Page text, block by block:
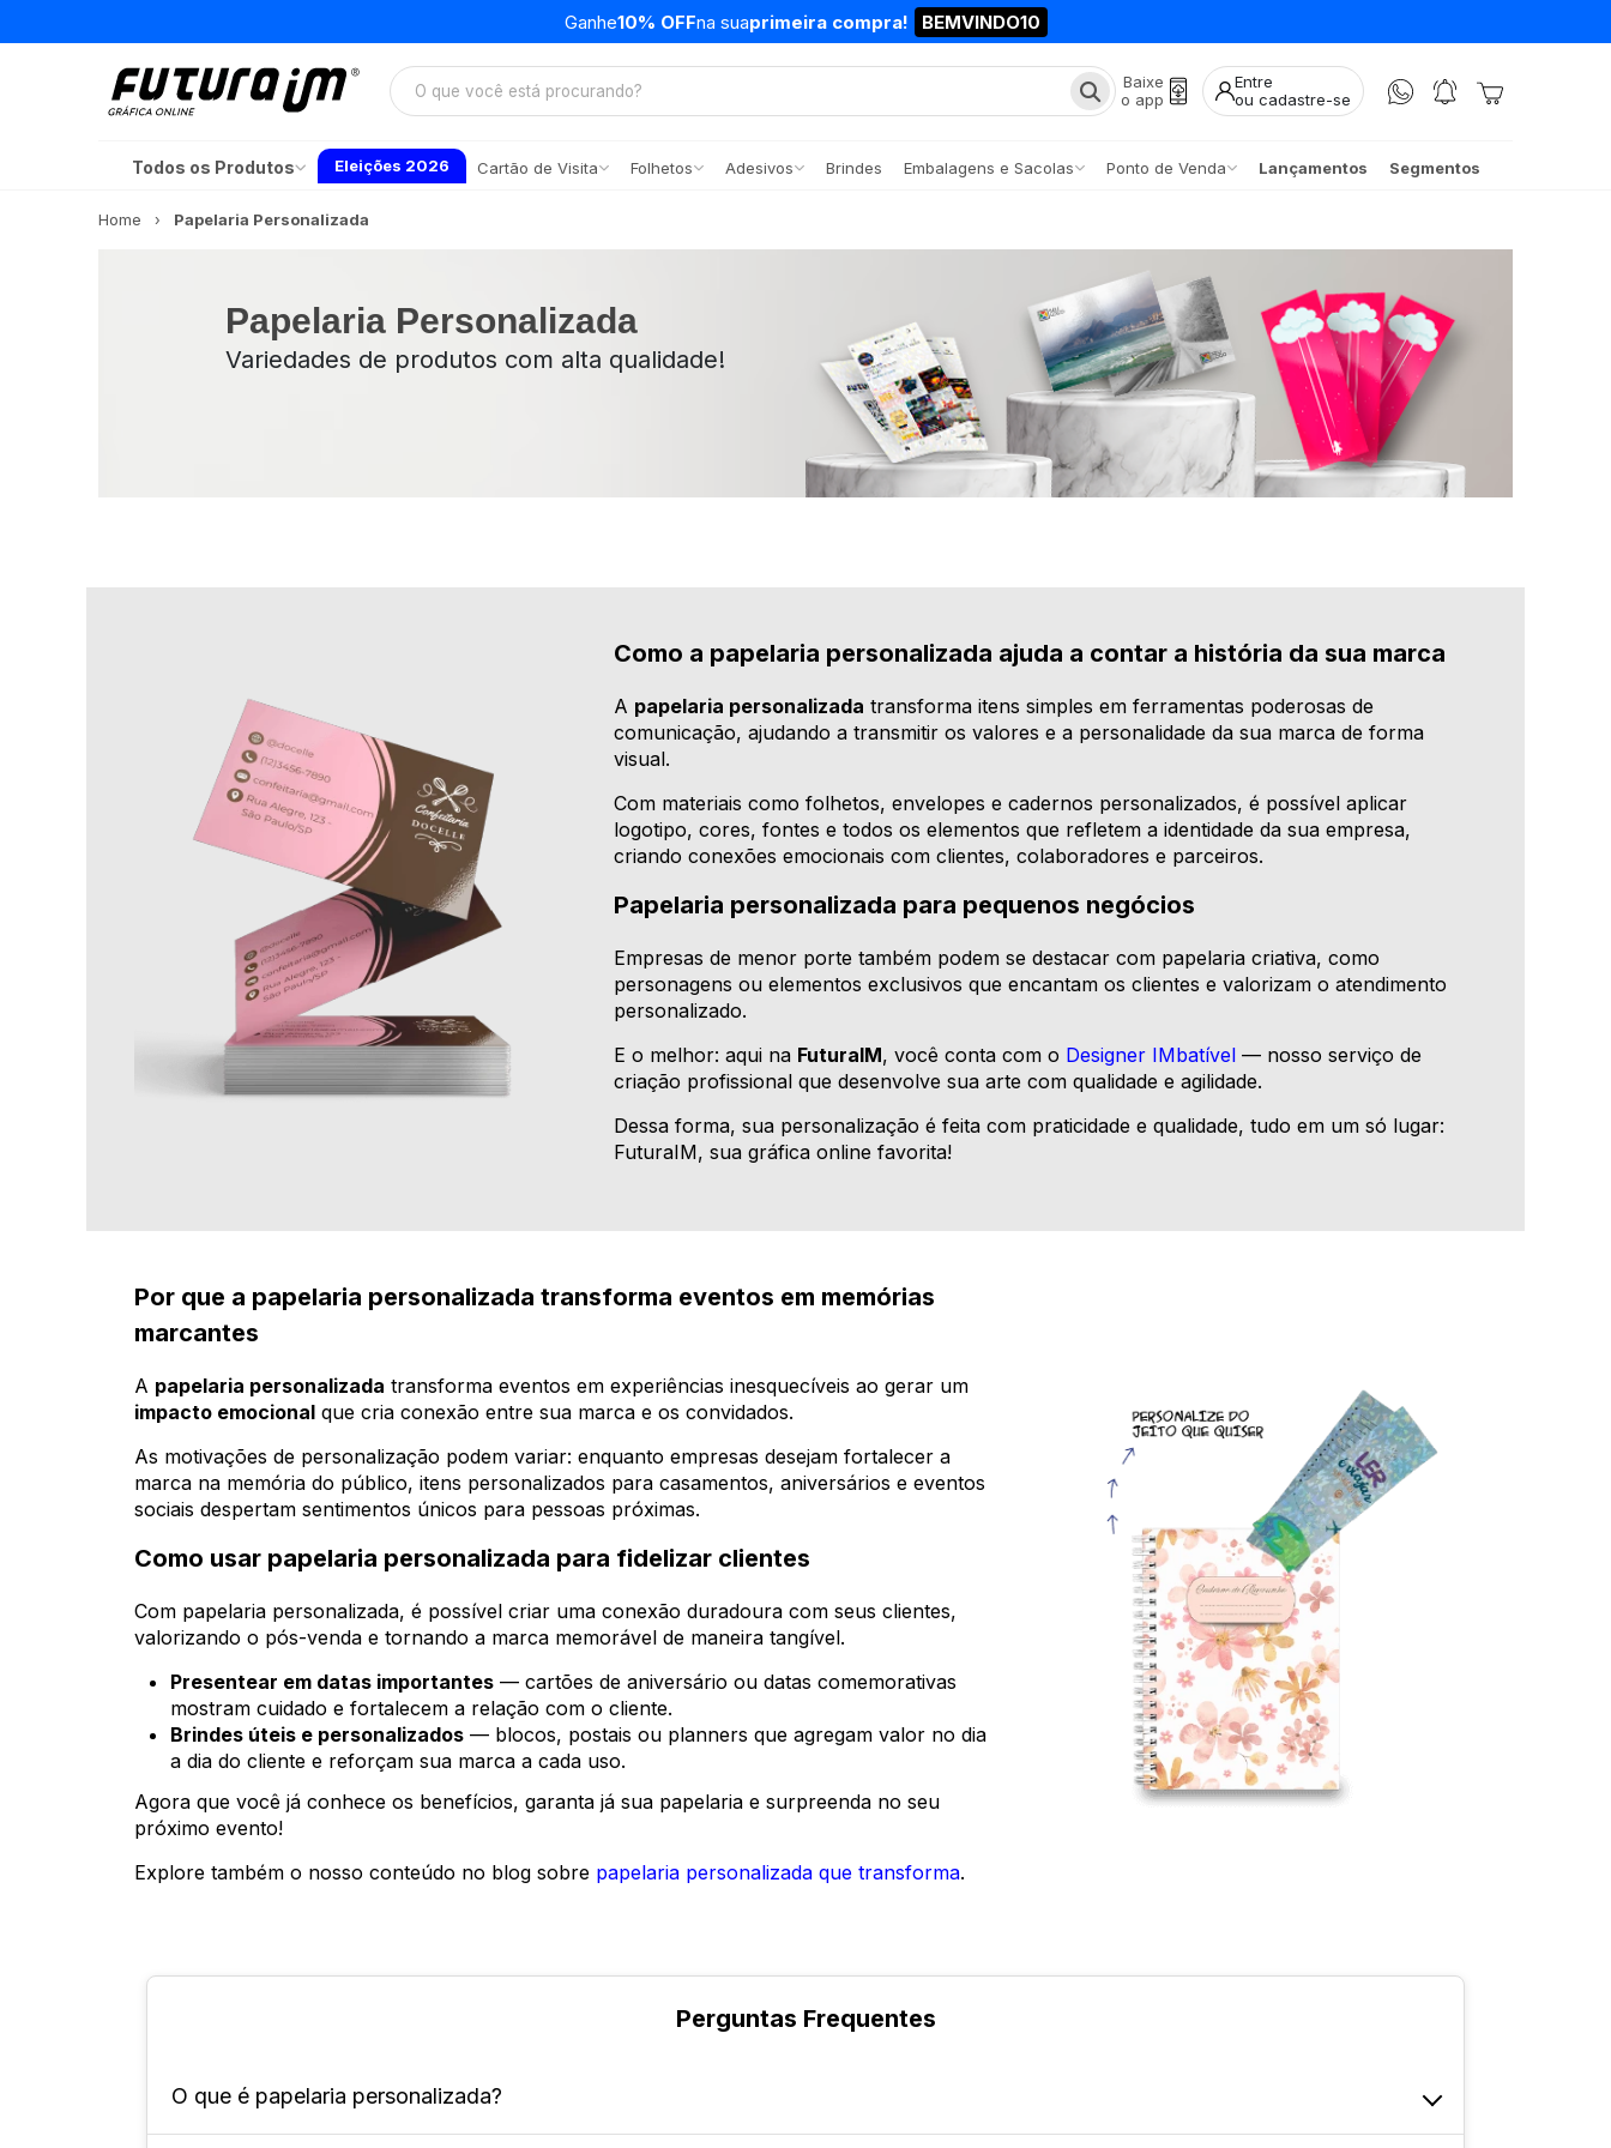
Ganhe10% OFFna suaprimeira compra! BEMVINDO10
Baixe
o app
Entre
ou cadastre-se
Todos os Produtos Eleições 2026 Cartão de Visita Folhetos Adesivos Brindes Embalagens e Sacolas Ponto de Venda Lançamentos Segmentos
Home Papelaria Personalizada
Papelaria Personalizada
Variedades de produtos com alta qualidade!
Como a papelaria personalizada ajuda a contar a história da sua marca
A papelaria personalizada transforma itens simples em ferramentas poderosas de
comunicação, ajudando a transmitir os valores e a personalidade da sua marca de forma
visual.
Com materiais como folhetos, envelopes e cadernos personalizados, é possível aplicar
logotipo, cores, fontes e todos os elementos que refletem a identidade da sua empresa,
criando conexões emocionais com clientes, colaboradores e parceiros.
Papelaria personalizada para pequenos negócios
Empresas de menor porte também podem se destacar com papelaria criativa, como
personagens ou elementos exclusivos que encantam os clientes e valorizam o atendimento
personalizado.
E o melhor: aqui na FuturaIM, você conta com o Designer IMbatível — nosso serviço de
criação profissional que desenvolve sua arte com qualidade e agilidade.
Dessa forma, sua personalização é feita com praticidade e qualidade, tudo em um só lugar:
FuturaIM, sua gráfica online favorita!
Por que a papelaria personalizada transforma eventos em memórias
marcantes
A papelaria personalizada transforma eventos em experiências inesquecíveis ao gerar um
impacto emocional que cria conexão entre sua marca e os convidados.
As motivações de personalização podem variar: enquanto empresas desejam fortalecer a
marca na memória do público, itens personalizados para casamentos, aniversários e eventos
sociais despertam sentimentos únicos para pessoas próximas.
Como usar papelaria personalizada para fidelizar clientes
Com papelaria personalizada, é possível criar uma conexão duradoura com seus clientes,
valorizando o pós-venda e tornando a marca memorável de maneira tangível.
Presentear em datas importantes — cartões de aniversário ou datas comemorativas
mostram cuidado e fortalecem a relação com o cliente.
Brindes úteis e personalizados — blocos, postais ou planners que agregam valor no dia
a dia do cliente e reforçam sua marca a cada uso.
Agora que você já conhece os benefícios, garanta já sua papelaria e surpreenda no seu
próximo evento!
Explore também o nosso conteúdo no blog sobre papelaria personalizada que transforma.
Perguntas Frequentes
O que é papelaria personalizada?